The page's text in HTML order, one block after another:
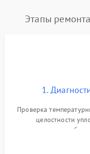
Этапы
1.
Проверка
целостности
сопротивления
считывание кодов